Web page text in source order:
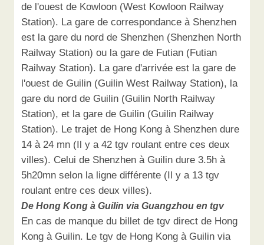
de l'ouest de Kowloon (West Kowloon Railway
Station). La gare de correspondance à Shenzhen
est la gare du nord de Shenzhen (Shenzhen North
Railway Station) ou la gare de Futian (Futian
Railway Station). La gare d'arrivée est la gare de
l'ouest de Guilin (Guilin West Railway Station), la
gare du nord de Guilin (Guilin North Railway
Station), et la gare de Guilin (Guilin Railway
Station). Le trajet de Hong Kong à Shenzhen dure
14 à 24 mn (Il y a 42 tgv roulant entre ces deux
villes). Celui de Shenzhen à Guilin dure 3.5h à
5h20mn selon la ligne différente (Il y a 13 tgv
roulant entre ces deux villes).
De Hong Kong à Guilin via Guangzhou en tgv
En cas de manque du billet de tgv direct de Hong
Kong à Guilin. Le tgv de Hong Kong à Guilin via